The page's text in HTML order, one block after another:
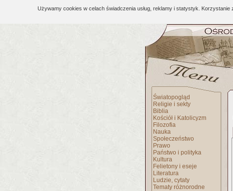
Używamy cookies w celach świadczenia usług, reklamy i statystyk.
Światopogląd
Religie i sekty
Biblia
Kościół i Katolicyzm
Filozofia
Nauka
Społeczeństwo
Prawo
Państwo i polityka
Kultura
Felietony i eseje
Literatura
Ludzie, cytaty
Tematy różnorodne